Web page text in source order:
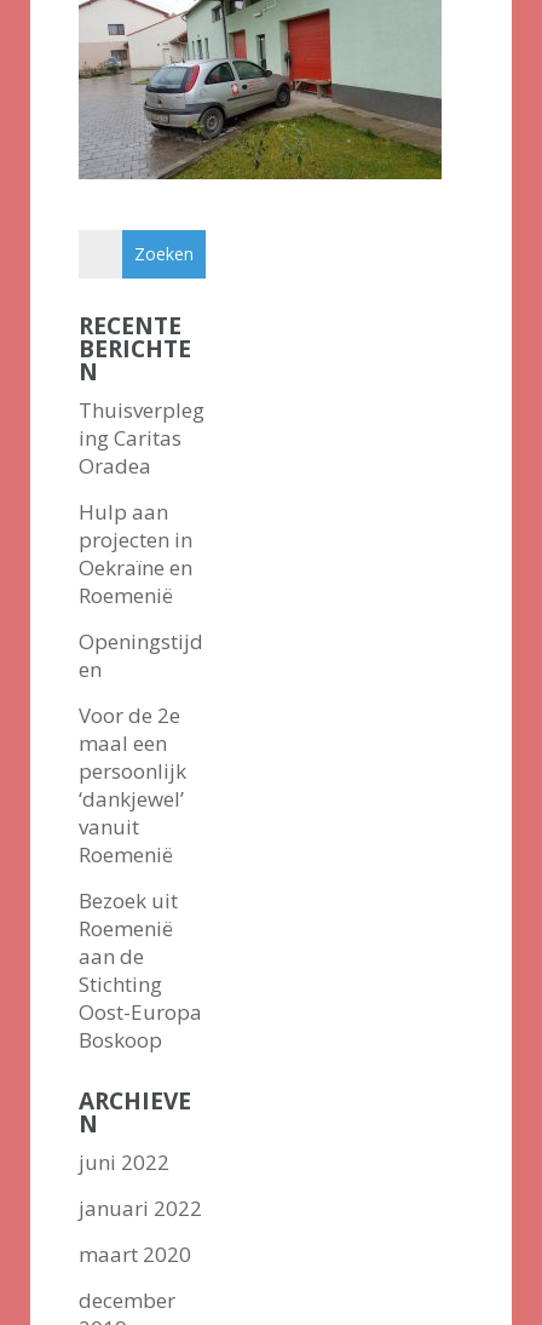
RECENTE
BERICHTE
N
Thuisverpleg
ing Caritas
Oradea
Hulp aan
projecten in
Oekraïne en
Roemenië
Openingstijd
en
Voor de 2e
maal een
persoonlijk
‘dankjewel’
vanuit
Roemenië
Bezoek uit
Roemenië
aan de
Stichting
Oost-Europa
Boskoop
ARCHIEVE
N
juni 2022
januari 2022
maart 2020
december